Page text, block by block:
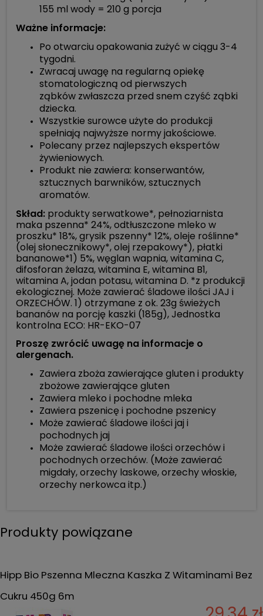
155 ml wody = 210 g porcja
Ważne informacje:
Po otwarciu opakowania zużyć w ciągu 3-4
tygodni.
Zwracaj uwagę na regularną opiekę
stomatologiczną od pierwszych
ząbków zwłaszcza przed snem czyść ząbki
dziecka.
Wszystkie surowce użyte do produkcji
spełniają najwyższe normy jakościowe.
Polecany przez najlepszych ekspertów
żywieniowych.
Produkt nie zawiera: konserwantów,
sztucznych barwników, sztucznych
aromatów.
Skład: produkty serwatkowe*, pełnoziarnista
maka pszenna* 24%, odtłuszczone mleko w
proszku* 18%, grysik pszenny* 12%, oleje roślinne*
(olej słonecznikowy*, olej rzepakowy*), płatki
bananowe*1) 5%, węglan wapnia, witamina C,
difosforan żelaza, witamina E, witamina B1,
witamina A, jodan potasu, witamina D. *z produkcji
ekologicznej. Może zawierać śladowe ilości JAJ i
ORZECHÓW. 1) otrzymane z ok. 23g świeżych
bananów na porcję kaszki (185g), Jednostka
kontrolna ECO: HR-EKO-07
Proszę zwrócić uwagę na informacje o
alergenach.
Zawiera zboża zawierające gluten i produkty
zbożowe zawierające gluten
Zawiera mleko i pochodne mleka
Zawiera pszenicę i pochodne pszenicy
Może zawierać śladowe ilości jaj i
pochodnych jaj
Może zawierać śladowe ilości orzechów i
pochodnych orzechów. (Może zawierać
migdały, orzechy laskowe, orzechy włoskie,
orzechy nerkowca itp.)
Produkty powiązane
Hipp Bio Pszenna Mleczna Kaszka Z Witaminami Bez
Cukru 450g 6m